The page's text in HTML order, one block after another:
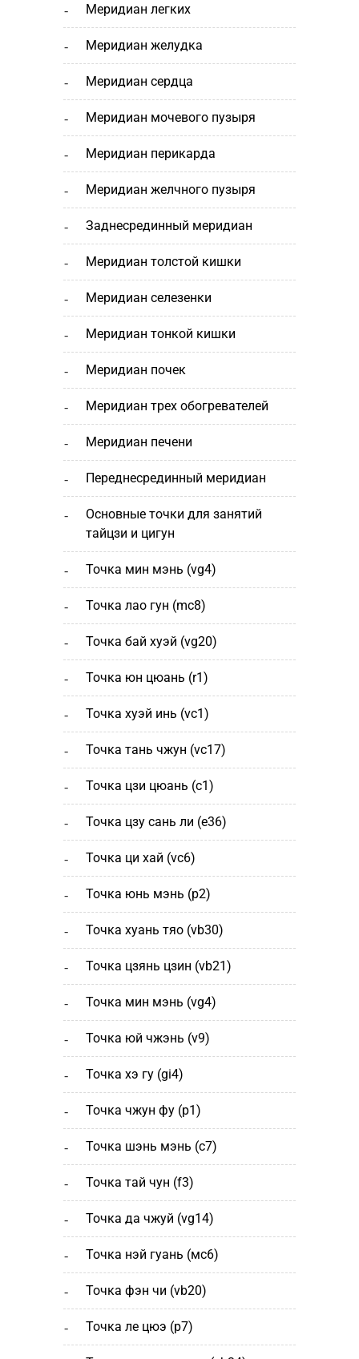
меридиан легких
меридиан желудка
меридиан сердца
меридиан мочевого пузыря
меридиан перикарда
меридиан желчного пузыря
заднесрединный меридиан
меридиан толстой кишки
меридиан селезенки
меридиан тонкой кишки
меридиан почек
меридиан трех обогревателей
меридиан печени
переднесрединный меридиан
основные точки для занятий
тайцзи и цигун
точка мин мэнь (vg4)
точка лао гун (mc8)
точка бай хуэй (vg20)
точка юн цюань (r1)
точка хуэй инь (vc1)
точка тань чжун (vc17)
точка цзи цюань (с1)
точка цзу сань ли (e36)
точка ци хай (vc6)
точка юнь мэнь (р2)
точка хуань тяо (vb30)
точка цзянь цзин (vb21)
точка мин мэнь (vg4)
точка юй чжэнь (v9)
точка хэ гу (gi4)
точка чжун фу (p1)
точка шэнь мэнь (с7)
точка тай чун (f3)
точка да чжуй (vg14)
точка нэй гуань (мс6)
точка фэн чи (vb20)
точка ле цюэ (р7)